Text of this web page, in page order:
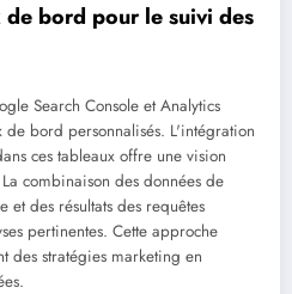
bord pour le suivi des
Search Console et Analytics
bord personnalisés. L'intégration
ces tableaux offre une vision
combinaison des données de
et des résultats des requêtes
pertinentes. Cette approche
des stratégies marketing en